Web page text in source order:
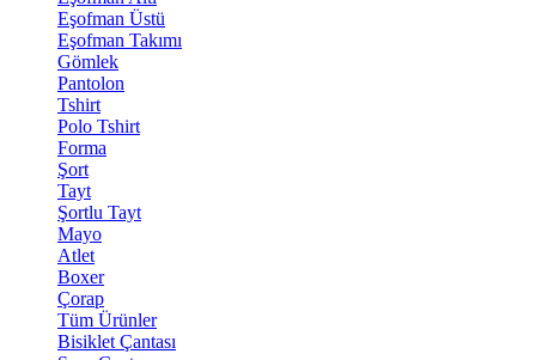
Eşofman Üstü
Eşofman Takımı
Gömlek
Pantolon
Tshirt
Polo Tshirt
Forma
Şort
Tayt
Şortlu Tayt
Mayo
Atlet
Boxer
Çorap
Tüm Ürünler
Bisiklet Çantası